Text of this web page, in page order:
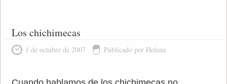
Los chichimecas
1 de octubre de 2007 Publicado por Helena